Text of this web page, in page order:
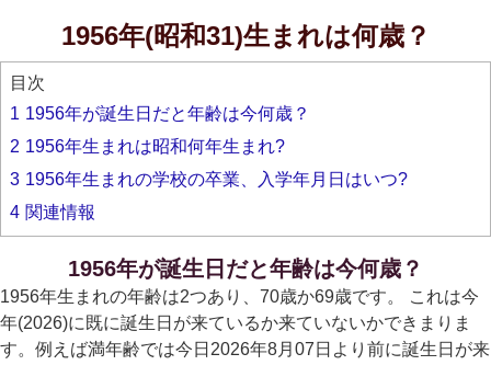
1956年(昭和31)生まれは何歳？
目次
1 1956年が誕生日だと年齢は今何歳？
2 1956年生まれは昭和何年生まれ?
3 1956年生まれの学校の卒業、入学年月日はいつ?
4 関連情報
1956年が誕生日だと年齢は今何歳？
1956年生まれの年齢は2つあり、70歳か69歳です。 これは今
年(2026)に既に誕生日が来ているか来ていないかできまりま
す。例えば満年齢では今日2026年8月07日より前に誕生日が来